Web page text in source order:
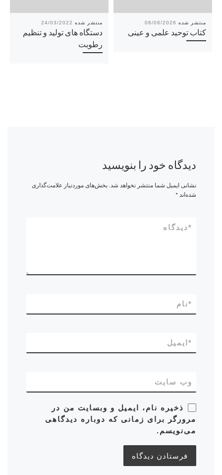
24/03/2022
دستگاه های تولید و تنظیم
رطوبت
06/06/2026
کتاب توحید علمی و عینی
دیدگاه خود را بنویسید
نشانی ایمیل شما منتشر نخواهد شد. بخش‌های موردنیاز علامت‌گذاری
شده‌اند*
دیدگاه*
نام*
ایمیل *
وب‌ سایت
ذخیره نام، ایمیل و وبسایت من در
مرورگر برای زمانی که دوباره دیدگاهی
می‌نویسم.